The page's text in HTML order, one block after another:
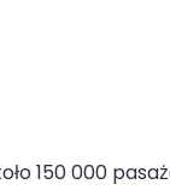
150 000